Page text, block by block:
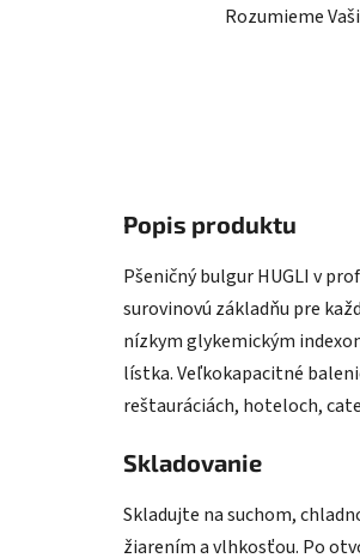
Rozumieme
Popis produktu
Pšeničný bulgur HUGLI v
surovinovú základňu pre
nízkym glykemickým
lístka. Veľkokapacitné
reštauráciách, hoteloch,
Skladovanie
Skladujte na suchom,
žiarením a vlhkosťou. Po